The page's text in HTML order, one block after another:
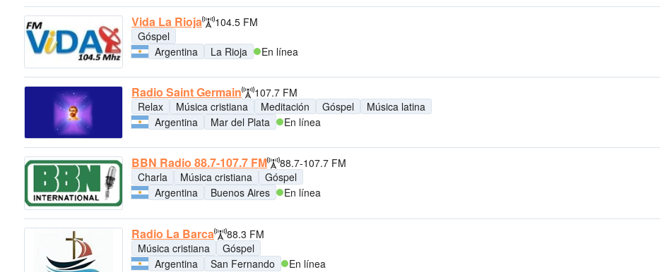
Vida La Rioja
104.5 FM
Góspel
Argentina
La Rioja En línea
Radio Saint Germain
107.7 FM
Relax
Música cristiana Meditación Góspel
Música latina
Argentina
Mar del Plata En línea
BBN Radio 88.7-107.7 FM
88.7-107.7 FM
Charla
Música cristiana
Góspel
Argentina
Buenos Aires En línea
Radio La Barca
88.3 FM
Música cristiana
Góspel
Argentina
San Fernando En línea